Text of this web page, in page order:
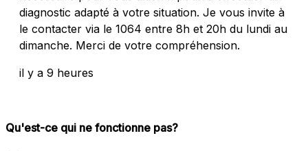
diagnostic adapté à votre situation. Je vous invite à
le contacter via le 1064 entre 8h et 20h du lundi au
dimanche. Merci de votre compréhension.
il y a 9 heures
Qu'est-ce qui ne fonctionne pas?